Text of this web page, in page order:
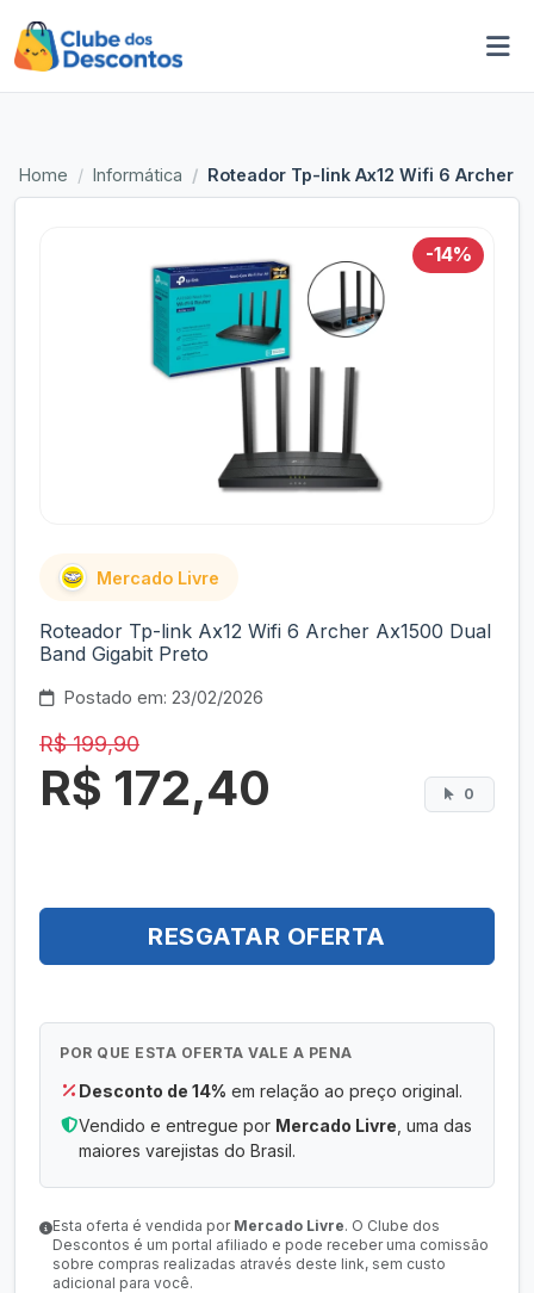
Home Informática Roteador Tp-link Ax12 Wifi 6 Archer
-14%
Mercado Livre
Roteador Tp-link Ax12 Wifi 6 Archer Ax1500 Dual
Band Gigabit Preto
Postado em: 23/02/2026
R$ 199,90
R$ 172,40 0
RESGATAR OFERTA
POR QUE ESTA OFERTA VALE A PENA
Desconto de 14% em relação ao preço original.
Vendido e entregue por Mercado Livre , uma das
maiores varejistas do Brasil.
Esta oferta é vendida por Mercado Livre. O Clube dos
Descontos é um portal afiliado e pode receber uma comissão
sobre compras realizadas através deste link, sem custo
adicional para você.